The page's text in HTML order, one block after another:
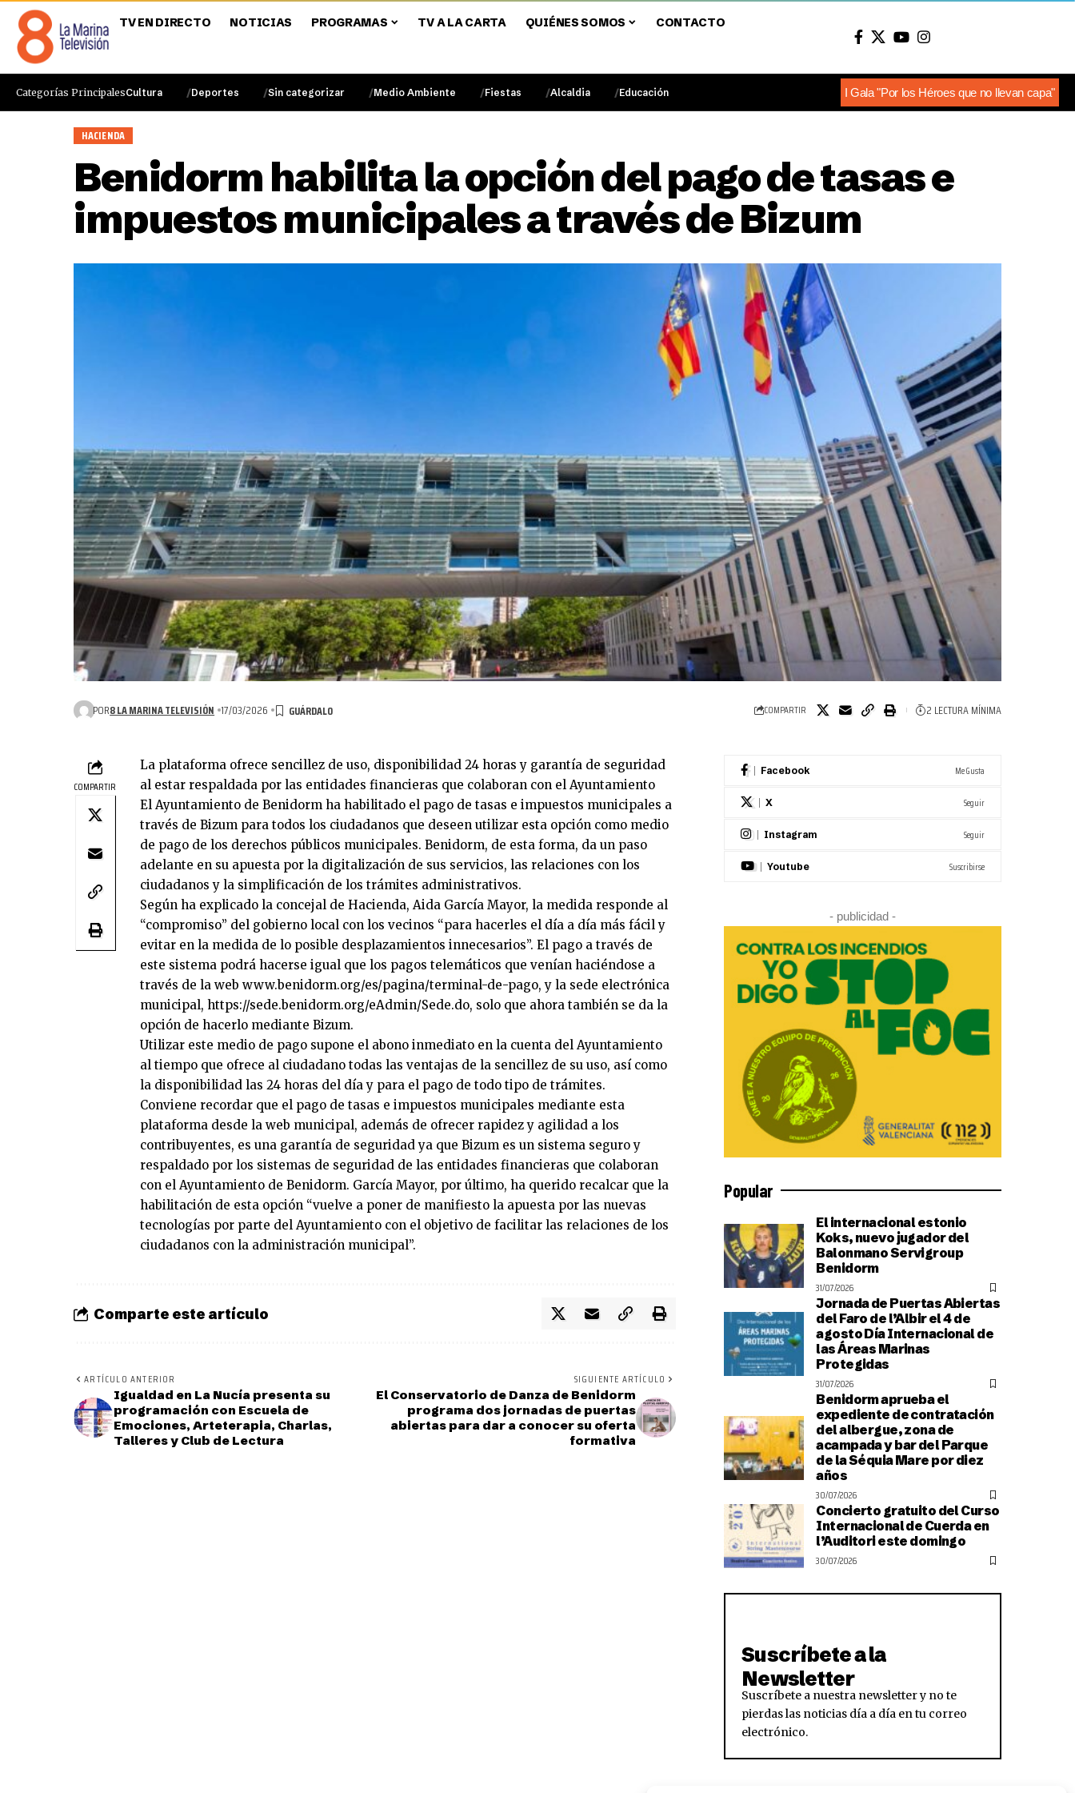
TV EN DIRECTO NOTICIAS PROGRAMAS TV A LA CARTA QUIÉNES SOMOS CONTACTO
Categorías PrincipalesCultura Deportes Sin categorizar Medio Ambiente Fiestas Alcaldia Educación I Gala "Por los Héroes que no llevan capa"
HACIENDA
Benidorm habilita la opción del pago de tasas e
impuestos municipales a través de Bizum
POR8 LA MARINA TELEVISIÓN 17/03/2026 COMPARTIR 2 LECTURA MÍNIMA
COMPARTIR
La plataforma ofrece sencillez de uso, disponibilidad 24 horas y garantía de seguridad
al estar respaldada por las entidades financieras que colaboran con el Ayuntamiento
El Ayuntamiento de Benidorm ha habilitado el pago de tasas e impuestos municipales a
través de Bizum para todos los ciudadanos que deseen utilizar esta opción como medio
de pago de los derechos públicos municipales. Benidorm, de esta forma, da un paso
adelante en su apuesta por la digitalización de sus servicios, las relaciones con los
ciudadanos y la simplificación de los trámites administrativos.
Según ha explicado la concejal de Hacienda, Aida García Mayor, la medida responde al
“compromiso” del gobierno local con los vecinos “para hacerles el día a día más fácil y
evitar en la medida de lo posible desplazamientos innecesarios”. El pago a través de
este sistema podrá hacerse igual que los pagos telemáticos que venían haciéndose a
través de la web www.benidorm.org/es/pagina/terminal-de-pago, y la sede electrónica
municipal, https://sede.benidorm.org/eAdmin/Sede.do, solo que ahora también se da la
opción de hacerlo mediante Bizum.
Utilizar este medio de pago supone el abono inmediato en la cuenta del Ayuntamiento
al tiempo que ofrece al ciudadano todas las ventajas de la sencillez de su uso, así como
la disponibilidad las 24 horas del día y para el pago de todo tipo de trámites.
Conviene recordar que el pago de tasas e impuestos municipales mediante esta
plataforma desde la web municipal, además de ofrecer rapidez y agilidad a los
contribuyentes, es una garantía de seguridad ya que Bizum es un sistema seguro y
respaldado por los sistemas de seguridad de las entidades financieras que colaboran
con el Ayuntamiento de Benidorm. García Mayor, por último, ha querido recalcar que la
habilitación de esta opción “vuelve a poner de manifiesto la apuesta por las nuevas
tecnologías por parte del Ayuntamiento con el objetivo de facilitar las relaciones de los
ciudadanos con la administración municipal”.
Comparte este artículo
ARTÍCULO ANTERIOR
Igualdad en La Nucía presenta su
programación con Escuela de
Emociones, Arteterapia, Charlas,
Talleres y Club de Lectura
SIGUIENTE ARTÍCULO
El Conservatorio de Danza de Benidorm
programa dos jornadas de puertas
abiertas para dar a conocer su oferta
formativa
Facebook Me Gusta
X Seguir
Instagram Seguir
Youtube Suscribirse
- publicidad -
Popular
El internacional estonio
Koks, nuevo jugador del
Balonmano Servigroup
Benidorm
31/07/2026
Jornada de Puertas Abiertas
del Faro de l’Albir el 4 de
agosto Día Internacional de
las Áreas Marinas
Protegidas
31/07/2026
Benidorm aprueba el
expediente de contratación
del albergue, zona de
acampada y bar del Parque
de la Séquia Mare por diez
años
30/07/2026
Concierto gratuito del Curso
Internacional de Cuerda en
l’Auditori este domingo
30/07/2026
Suscríbete a la
Newsletter
Suscríbete a nuestra newsletter y no te
pierdas las noticias día a día en tu correo
electrónico.